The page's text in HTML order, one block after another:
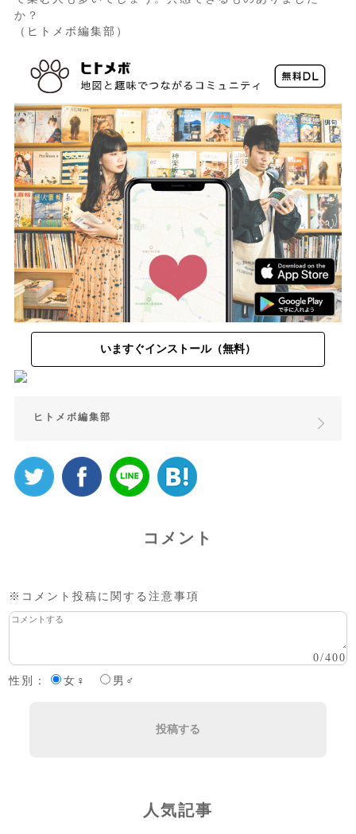
か？
（ヒトメボ編集部）
いますぐインストール（無料）
ヒトメボ編集部
コメント
※コメント投稿に関する注意事項
0/400
性別：
女♀ 男♂
投稿する
人気記事